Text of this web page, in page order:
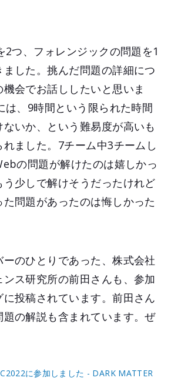
つ、フォレンジックの問題を1
した。挑んだ問題の詳細につ
会でお話ししたいと思いま
は、9時間という限られた時間
いか、という難易度が高いも
ました。7チーム中3チームし
の問題が解けたのは嬉しかっ
少しで解けそうだったけれど
た問題があったのは悔しかった
のひとりであった、株式会社
ス研究所の前田さんも、参加
投稿されています。前田さん
の解説も含まれています。ぜ
に参加しました - DARK MATTER